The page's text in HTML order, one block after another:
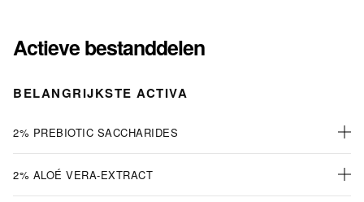
Actieve bestanddelen
BELANGRIJKSTE ACTIVA
2% PREBIOTIC SACCHARIDES
2% ALOÉ VERA-EXTRACT